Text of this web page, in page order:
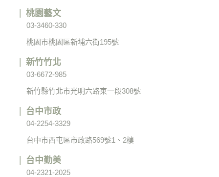
桃園藝文
03-3460-330
桃園市桃園區新埔六街195號
新竹竹北
03-6672-985
新竹縣竹北市光明六路東一段308號
台中市政
04-2254-3329
台中市西屯區市政路569號1、2樓
台中勤美
04-2321-2025